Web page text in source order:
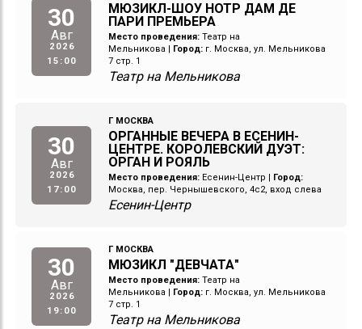
30
Авг
2026
15:00
МЮЗИКЛ-ШОУ НОТР ДАМ ДЕ
ПАРИ ПРЕМЬЕРА
Место проведения: Театр на
Мельникова
Город: г. Москва, ул. Мельникова
7 стр. 1
Театр на Мельникова
30
Авг
2026
17:00
Г МОСКВА
ОРГАННЫЕ ВЕЧЕРА В ЕСЕНИН-
ЦЕНТРЕ. КОРОЛЕВСКИЙ ДУЭТ:
ОРГАН И РОЯЛЬ
Место проведения: Есенин-Центр
Город:
Москва, пер. Чернышевского, 4с2, вход слева
Есенин-Центр
30
Авг
2026
19:00
Г МОСКВА
МЮЗИКЛ "ДЕВЧАТА"
Место проведения: Театр на
Мельникова
Город: г. Москва, ул. Мельникова
7 стр. 1
Театр на Мельникова